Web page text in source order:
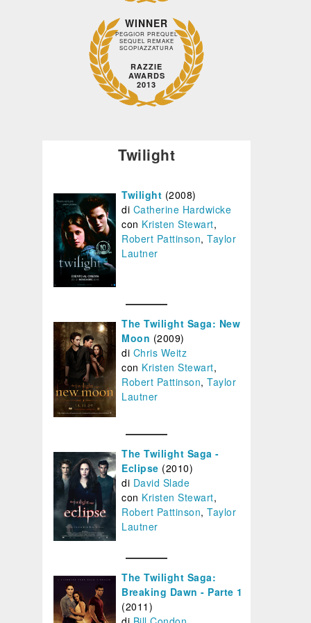
-
Guarda
I DELITTI DELLA
PALUDE
REGIA
Bill Condon
2.00/5
MOMPRACEM
REGIA
WINNER
PEGGIOR PREQUEL
SEQUEL REMAKE
SCOPIAZZATURA
RAZZIE
AWARDS
2013
Twilight
Twilight (2008)
di Catherine Hardwicke
con Kristen Stewart,
Robert Pattinson, Taylor
Lautner
The Twilight Saga: New
Moon (2009)
di Chris Weitz
con Kristen Stewart,
Robert Pattinson, Taylor
Lautner
The Twilight Saga -
Eclipse (2010)
di David Slade
con Kristen Stewart,
Robert Pattinson, Taylor
Lautner
The Twilight Saga:
Breaking Dawn - Parte 1
(2011)